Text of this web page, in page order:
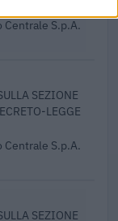
S.p.A.
SEZIONE
LEGGE
S.p.A.
SEZIONE